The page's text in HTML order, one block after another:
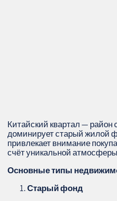
Китайский квартал — район
доминирует старый жилой
привлекает внимание
счёт уникальной
Основные типы
Старый фонд